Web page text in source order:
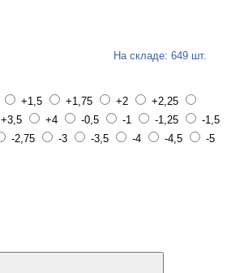
На складе: 649 шт.
+1,5 +1,75 +2
+2,25
+3,5 +4 -0,5 -1 -1,25
-1,5
-2,75 -3 -3,5 -4 -4,5
-5